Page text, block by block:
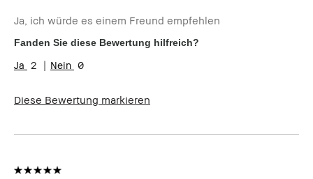
Ja, ich würde es einem Freund empfehlen
Fanden Sie diese Bewertung hilfreich?
2 0
Diese Bewertung markieren